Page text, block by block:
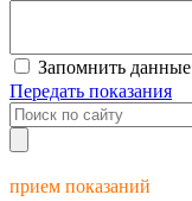
Запомнить данные
Передать показания
прием показаний